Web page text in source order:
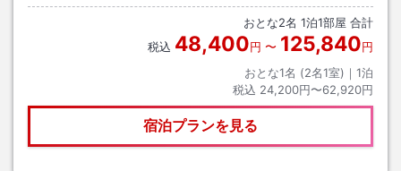
おとな2名 1泊1部屋 合計
税込 48,400円 〜 125,840円
おとな1名 (2名1室)｜ 1泊
税込 24,200円〜62,920円
宿泊プランを見る